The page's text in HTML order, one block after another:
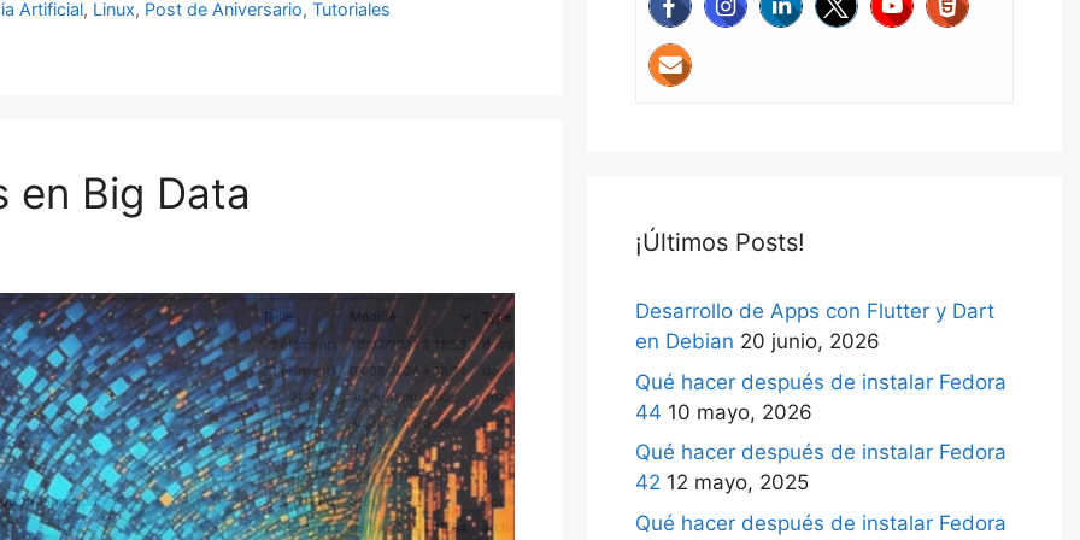
Artificial, Linux, Post de Aniversario,Tutoriales
en Big Data
¡Últimos Posts!
Desarrollo de Apps con Flutter y Dart
en Debian 20 junio, 2026
Qué hacer después de instalar Fedora
44 10 mayo, 2026
Qué hacer después de instalar Fedora
42 12 mayo, 2025
Qué hacer después de instalar Fedora